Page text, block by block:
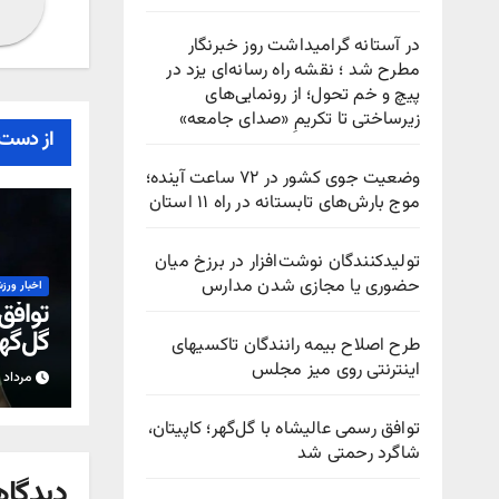
در آستانه گرامیداشت روز خبرنگار
مطرح شد ؛ نقشه راه رسانه‌ای یزد در
پیچ‌ و خم تحول؛ از رونمایی‌های
زیرساختی تا تکریمِ «صدای جامعه»
وضعیت جوی کشور در ۷۲ ساعت آینده؛
موج بارش‌های تابستانه در راه ۱۱ استان
تولیدکنندگان نوشت‌افزار در برزخ میان
حضوری یا مجازی شدن مدارس
طرح اصلاح بیمه رانندگان تاکسیهای
اینترنتی روی میز مجلس
توافق رسمی عالیشاه با گل‌گهر؛ کاپیتان،
شاگرد رحمتی شد
از
اخبار
مرداد ۱۵, ۱۴۰۵